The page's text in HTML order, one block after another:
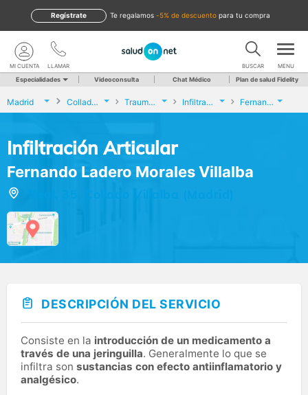
te regalamos -5% de descuento para tu compra
Regístrate
LLAMAR
MI CUENTA BUSCAR MENU
Especialidades Videoconsulta Chat Médico Plan de salud Fidelity
Madrid Collado Villalba Traumatología y Cirugía Ortopédica Infiltración Articular Fernando Ladero Morales Villalba
Infiltración Articular
Fernando Ladero Morales Villalba
DESCRIPCIÓN DEL SERVICIO
Consiste en la introducción de un medicamento a
través de una jeringuilla. Generalmente lo que se
infiltra son sustancias con efecto antiinflamatorio y
analgésico.